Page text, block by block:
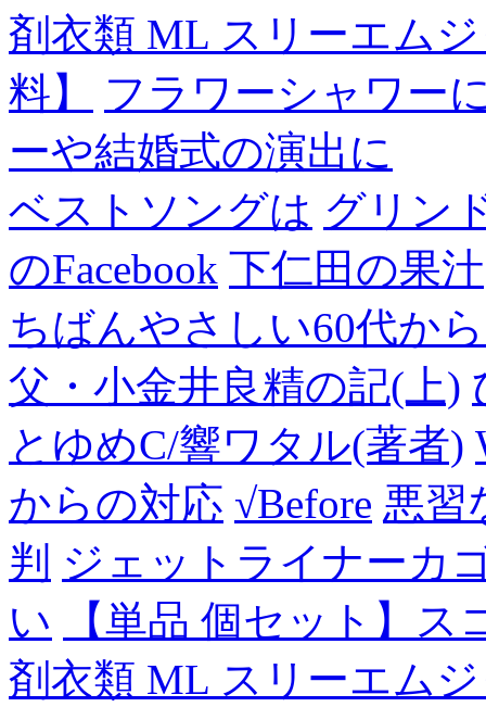
剤衣類 ML スリーエム
料】
フラワーシャワー
ーや結婚式の演出に
ベストソングは グリン
のFacebook 下仁田の果汁
ちばんやさしい60代から
父・小金井良精の記(上)
とゆめC/響ワタル(著者)
からの対応 √Before 悪習
判 ジェットライナーカ
い
【単品 個セット】
剤衣類 ML スリーエム